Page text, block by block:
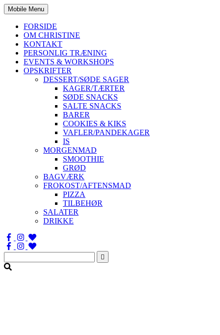
Mobile Menu
FORSIDE
OM CHRISTINE
KONTAKT
PERSONLIG TRÆNING
EVENTS & WORKSHOPS
OPSKRIFTER
DESSERT/SØDE SAGER
KAGER/TÆRTER
SØDE SNACKS
SALTE SNACKS
BARER
COOKIES & KIKS
VAFLER/PANDEKAGER
IS
MORGENMAD
SMOOTHIE
GRØD
BAGVÆRK
FROKOST/AFTENSMAD
PIZZA
TILBEHØR
SALATER
DRIKKE
Søg
efter: